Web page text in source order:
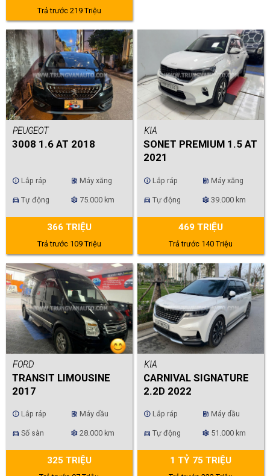
Trả trước 219 Triệu
PEUGEOT
3008 1.6 AT 2018
info Lắp ráp ev_station Máy xăng
directions_car Tự động settings 75.000 km
366 TRIỆU
Trả trước 109 Triệu
KIA
SONET PREMIUM 1.5 AT
2021
info Lắp ráp ev_station Máy xăng
directions_car Tự động settings 39.000 km
469 TRIỆU
Trả trước 140 Triệu
FORD
TRANSIT LIMOUSINE
2017
info Lắp ráp ev_station Máy dầu
directions_car Số sàn settings 28.000 km
325 TRIỆU
KIA
CARNIVAL SIGNATURE
2.2D 2022
info Lắp ráp ev_station Máy dầu
directions_car Tự động settings 51.000 km
1 TỶ 75 TRIỆU